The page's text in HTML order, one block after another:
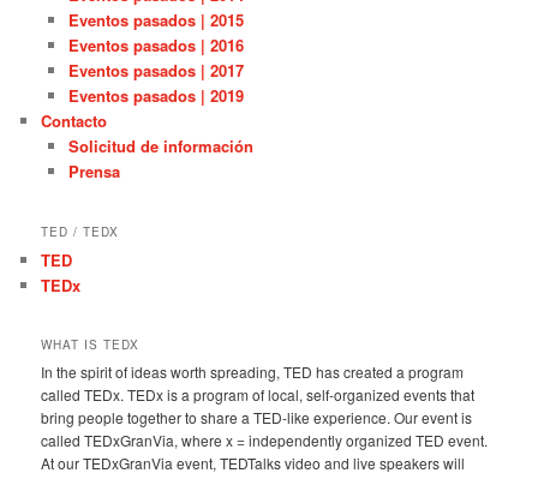
Eventos pasados | 2015
Eventos pasados | 2016
Eventos pasados | 2017
Eventos pasados | 2019
Contacto
Solicitud de información
Prensa
TED / TEDX
TED
TEDx
WHAT IS TEDX
In the spirit of ideas worth spreading, TED has created a program
called TEDx. TEDx is a program of local, self-organized events that
bring people together to share a TED-like experience. Our event is
called TEDxGranVia, where x = independently organized TED event.
At our TEDxGranVia event, TEDTalks video and live speakers will